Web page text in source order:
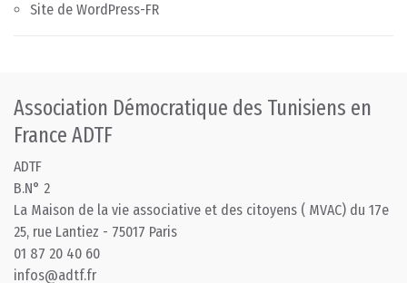
Site de WordPress-FR
Association Démocratique des Tunisiens en
France ADTF
ADTF
B.N° 2
La Maison de la vie associative et des citoyens ( MVAC) du 17e
25, rue Lantiez - 75017 Paris
01 87 20 40 60
infos@adtf.fr